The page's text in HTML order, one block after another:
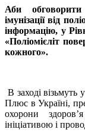
Аби
імунізації від
інформацію, у
«Поліомієліт
кожного».
В заході візьмуть
Плюс в Україні,
охорони
ініціативою і